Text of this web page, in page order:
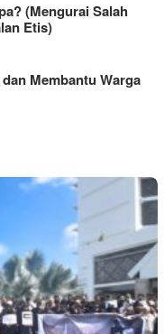
(Mengurai Salah
Etis)
Membantu Warga